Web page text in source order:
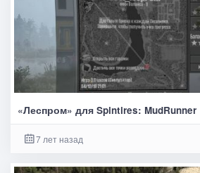
«Леспром» для Spintires: MudRunner
7 лет назад